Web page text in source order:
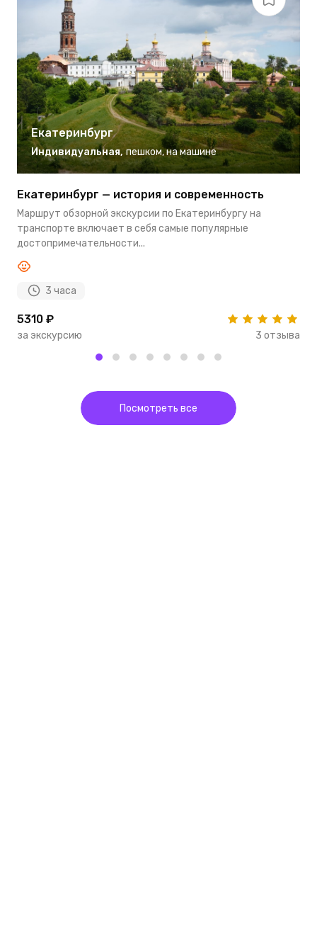
Екатеринбург
Индивидуальная, пешком, на машине
Екатеринбург — история и современность
Маршрут обзорной экскурсии по Екатеринбургу на
транспорте включает в себя самые популярные
достопримечательности...
3 часа
5310 ₽
за экскурсию 3 отзыва
Посмотреть все